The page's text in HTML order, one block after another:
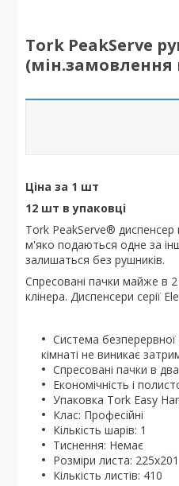
Tork PeakServe
(мін.замовлення
Ціна за 1 шт
12 шт в упаковці
Tork PeakServe® диспенсер
м'яко подаються одне за
залишаться без рушників.
Спресовані пачки майже в 2
клінера. Диспенсери серії
Система безперервної
кімнаті не виникає
Спресовані пачки в
Економічність і
Упаковка Tork Easy
Клас: Професійні
Кількість шарів: 1
Тиснення: Немає
Розміри листа: 225х201
Кількість листів: 410